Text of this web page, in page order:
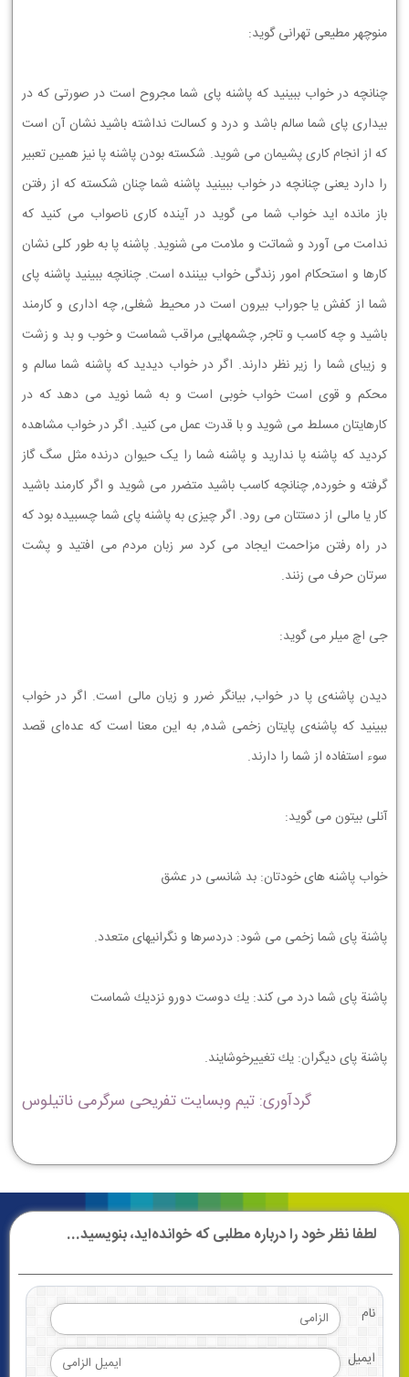
ﻣﻨﻮﭼﻬﺮ ﻣﻄﻴﻌﻲ ﺗﻬﺮﺍﻧﻲ ﮔﻮﻳﺪ:
ﭼﻨﺎﻧﭽﻪ ﺩﺭ ﺧﻮﺍﺏ ﺑﺒﻴﻨﻴﺪ ﮐﻪ ﭘﺎﺷﻨﻪ ﭘﺎﻱ ﺷﻤﺎ ﻣﺠﺮﻭﺡ ﺍﺳﺖ ﺩﺭ ﺻﻮﺭﺗﻲ ﮐﻪ ﺩﺭ
ﺑﻴﺪﺍﺭﻱ ﭘﺎﻱ ﺷﻤﺎ ﺳﺎﻟﻢ ﺑﺎﺷﺪ ﻭ ﺩﺭﺩ ﻭ ﮐﺴﺎﻟﺖ ﻧﺪﺍﺷﺘﻪ ﺑﺎﺷﻴﺪ ﻧﺸﺎﻥ ﺁﻥ ﺍﺳﺖ
ﮐﻪ ﺍﺯ ﺍﻧﺠﺎﻡ ﮐﺎﺭﻱ ﭘﺸﻴﻤﺎﻥ ﻣﻲ ﺷﻮﻳﺪ. ﺷﮑﺴﺘﻪ ﺑﻮﺩﻥ ﭘﺎﺷﻨﻪ ﭘﺎ ﻧﻴﺰ ﻫﻤﻴﻦ ﺗﻌﺒﻴﺮ
ﺭﺍ ﺩﺍﺭﺩ ﻳﻌﻨﻲ ﭼﻨﺎﻧﭽﻪ ﺩﺭ ﺧﻮﺍﺏ ﺑﺒﻴﻨﻴﺪ ﭘﺎﺷﻨﻪ ﺷﻤﺎ ﭼﻨﺎﻥ ﺷﮑﺴﺘﻪ ﮐﻪ ﺍﺯ ﺭﻓﺘﻦ
ﺑﺎﺯ ﻣﺎﻧﺪﻩ ﺍﻳﺪ ﺧﻮﺍﺏ ﺷﻤﺎ ﻣﻲ ﮔﻮﻳﺪ ﺩﺭ ﺁﻳﻨﺪﻩ ﮐﺎﺭﻱ ﻧﺎﺻﻮﺍﺏ ﻣﻲ ﮐﻨﻴﺪ ﮐﻪ
ﻧﺪﺍﻣﺖ ﻣﻲ ﺁﻭﺭﺩ ﻭ ﺷﻤﺎﺗﺖ ﻭ ﻣﻼﻣﺖ ﻣﻲ ﺷﻨﻮﻳﺪ. ﭘﺎﺷﻨﻪ ﭘﺎ ﺑﻪ ﻃﻮﺭ ﮐﻠﻲ ﻧﺸﺎﻥ
ﮐﺎﺭﻫﺎ ﻭ ﺍﺳﺘﺤﮑﺎﻡ ﺍﻣﻮﺭ ﺯﻧﺪﮔﻲ ﺧﻮﺍﺏ ﺑﻴﻨﻨﺪﻩ ﺍﺳﺖ. ﭼﻨﺎﻧﭽﻪ ﺑﺒﻴﻨﻴﺪ ﭘﺎﺷﻨﻪ ﭘﺎﻱ
ﺷﻤﺎ ﺍﺯ ﮐﻔﺶ ﻳﺎ ﺟﻮﺭﺍﺏ ﺑﻴﺮﻭﻥ ﺍﺳﺖ ﺩﺭ ﻣﺤﻴﻂ ﺷﻐﻠﻲ, ﭼﻪ ﺍﺩﺍﺭﻱ ﻭ ﮐﺎﺭﻣﻨﺪ
ﺑﺎﺷﻴﺪ ﻭ ﭼﻪ ﮐﺎﺳﺐ ﻭ ﺗﺎﺟﺮ, ﭼﺸﻤﻬﺎﻳﻲ ﻣﺮﺍﻗﺐ ﺷﻤﺎﺳﺖ ﻭ ﺧﻮﺏ ﻭ ﺑﺪ ﻭ ﺯﺷﺖ
ﻭ ﺯﻳﺒﺎﻱ ﺷﻤﺎ ﺭﺍ ﺯﻳﺮ ﻧﻈﺮ ﺩﺍﺭﻧﺪ. ﺍﮔﺮ ﺩﺭ ﺧﻮﺍﺏ ﺩﻳﺪﻳﺪ ﮐﻪ ﭘﺎﺷﻨﻪ ﺷﻤﺎ ﺳﺎﻟﻢ ﻭ
ﻣﺤﮑﻢ ﻭ ﻗﻮﻱ ﺍﺳﺖ ﺧﻮﺍﺏ ﺧﻮﺑﻲ ﺍﺳﺖ ﻭ ﺑﻪ ﺷﻤﺎ ﻧﻮﻳﺪ ﻣﻲ ﺩﻫﺪ ﮐﻪ ﺩﺭ
ﮐﺎﺭﻫﺎﻳﺘﺎﻥ ﻣﺴﻠﻂ ﻣﻲ ﺷﻮﻳﺪ ﻭ ﺑﺎ ﻗﺪﺭﺕ ﻋﻤﻞ ﻣﻲ ﮐﻨﻴﺪ. ﺍﮔﺮ ﺩﺭ ﺧﻮﺍﺏ ﻣﺸﺎﻫﺪﻩ
ﮐﺮﺩﻳﺪ ﮐﻪ ﭘﺎﺷﻨﻪ ﭘﺎ ﻧﺪﺍﺭﻳﺪ ﻭ ﭘﺎﺷﻨﻪ ﺷﻤﺎ ﺭﺍ ﻳﮏ ﺣﻴﻮﺍﻥ ﺩﺭﻧﺪﻩ ﻣﺜﻞ ﺳﮓ ﮔﺎﺯ
ﮔﺮﻓﺘﻪ ﻭ ﺧﻮﺭﺩﻩ, ﭼﻨﺎﻧﭽﻪ ﮐﺎﺳﺐ ﺑﺎﺷﻴﺪ ﻣﺘﻀﺮﺭ ﻣﻲ ﺷﻮﻳﺪ ﻭ ﺍﮔﺮ ﮐﺎﺭﻣﻨﺪ ﺑﺎﺷﻴﺪ
ﮐﺎﺭ ﻳﺎ ﻣﺎﻟﻲ ﺍﺯ ﺩﺳﺘﺘﺎﻥ ﻣﻲ ﺭﻭﺩ. ﺍﮔﺮ ﭼﻴﺰﻱ ﺑﻪ ﭘﺎﺷﻨﻪ ﭘﺎﻱ ﺷﻤﺎ ﭼﺴﺒﻴﺪﻩ ﺑﻮﺩ ﮐﻪ
ﺩﺭ ﺭﺍﻩ ﺭﻓﺘﻦ ﻣﺰﺍﺣﻤﺖ ﺍﻳﺠﺎﺩ ﻣﻲ ﮐﺮﺩ ﺳﺮ ﺯﺑﺎﻥ ﻣﺮﺩﻡ ﻣﻲ ﺍﻓﺘﻴﺪ ﻭ ﭘﺸﺖ
ﺳﺮﺗﺎﻥ ﺣﺮﻑ ﻣﻲ ﺯﻧﻨﺪ.
ﺟﯽ ﺍﭺ ﻣﻴﻠﺮ ﻣﯽ ﮔﻮﻳﺪ:
ﺩﻳﺪﻥ ﭘﺎﺷﻨﻪ‏ﻯ ﭘﺎ ﺩﺭ ﺧﻮﺍﺏ, ﺑﻴﺎﻧﮕﺮ ﺿﺮﺭ ﻭ ﺯﻳﺎﻥ ﻣﺎﻟﻰ ﺍﺳﺖ. ﺍﮔﺮ ﺩﺭ ﺧﻮﺍﺏ
ﺑﺒﻴﻨﻴﺪ ﻛﻪ ﭘﺎﺷﻨﻪ‏ﻯ ﭘﺎﻳﺘﺎﻥ ﺯﺧﻤﻰ ﺷﺪﻩ, ﺑﻪ ﺍﻳﻦ ﻣﻌﻨﺎ ﺍﺳﺖ ﻛﻪ ﻋﺪﻩ‏ﺍﻯ ﻗﺼﺪ
ﺳﻮﺀ ﺍﺳﺘﻔﺎﺩﻩ ﺍﺯ ﺷﻤﺎ ﺭﺍ ﺩﺍﺭﻧﺪ.
ﺁﻧﻠﯽ ﺑﻴﺘﻮﻥ ﻣﯽ ﮔﻮﻳﺪ:
ﺧﻮﺍﺏ ﭘﺎﺷﻨﻪ ﻫﺎﻱ ﺧﻮﺩﺗﺎﻥ: ﺑﺪ ﺷﺎﻧﺴﻲ ﺩﺭ ﻋﺸﻖ
ﭘﺎﺷﻨﺔ ﭘﺎﻱ ﺷﻤﺎ ﺯﺧﻤﻲ ﻣﻲ ﺷﻮﺩ: ﺩﺭﺩﺳﺮﻫﺎ ﻭ ﻧﮕﺮﺍﻧﻴﻬﺎﻱ ﻣﺘﻌﺪﺩ.
ﭘﺎﺷﻨﺔ ﭘﺎﻱ ﺷﻤﺎ ﺩﺭﺩ ﻣﻲ ﻛﻨﺪ: ﻳﻚ ﺩﻭﺳﺖ ﺩﻭﺭﻭ ﻧﺰﺩﻳﻚ ﺷﻤﺎﺳﺖ
ﭘﺎﺷﻨﺔ ﭘﺎﻱ ﺩﻳﮕﺮﺍﻥ: ﻳﻚ ﺗﻐﻴﻴﺮﺧﻮﺷﺎﻳﻨﺪ.
گردآوری: تیم وبسایت تفریحی سرگرمی ناتیلوس
لطفا نظر خود را درباره مطلبی که خوانده‌اید، بنویسید...
نام
ایمیل